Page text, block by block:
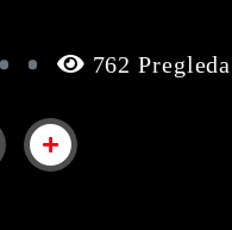
762 Pregleda